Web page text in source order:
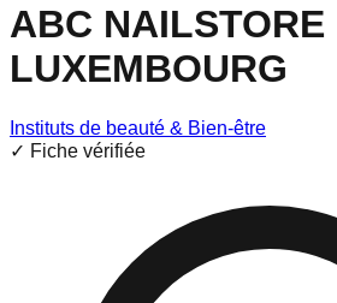
ABC NAILSTORE
LUXEMBOURG
Instituts de beauté & Bien-être
✓ Fiche vérifiée